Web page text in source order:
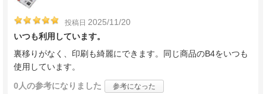
投稿日 2025/11/20
いつも利用しています。
裏移りがなく、印刷も綺麗にできます。同じ商品のB4をいつも
使用しています。
0人の参考になりました 参考になった